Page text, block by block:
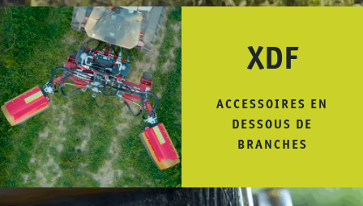
XDF
ACCESSOIRES EN
DESSOUS DE
BRANCHES